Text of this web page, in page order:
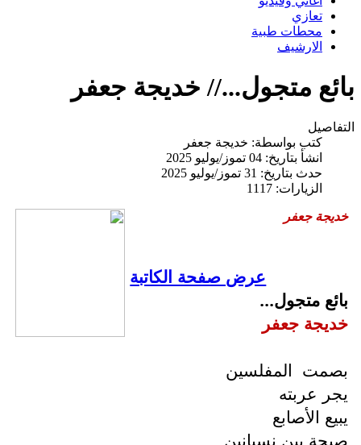
تعازي
محطات طبية
الارشيف
بائع متجول...// خديجة جعفر
التفاصيل
كتب بواسطة: خديجة جعفر
انشأ بتاريخ: 04 تموز/يوليو 2025
حدث بتاريخ: 31 تموز/يوليو 2025
الزيارات: 1117
خديجة جعفر
عرض صفحة الكاتبة
بائع متجول...
خديجة جعفر
بصمت المفلسين
يجر عربته
يبيع الأصابع
صيحة بين نسيانين